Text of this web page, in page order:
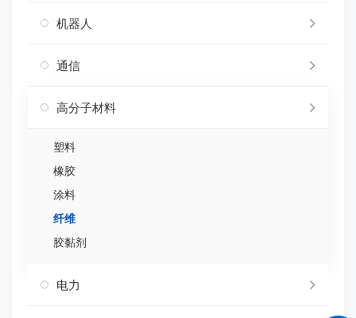
机器人
通信
高分子材料
塑料
橡胶
涂料
纤维
胶黏剂
电力